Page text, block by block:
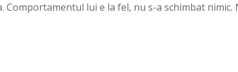
Comportamentul lui e la fel, nu s-a schimbat